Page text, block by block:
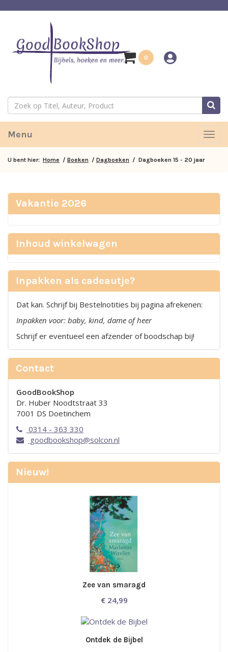
0
Menu
U bent hier: Home / Boeken / Dagboeken / Dagboeken 15 - 20 jaar
Vakantie 2026
Inhoud winkelwagen
Inpakken als cadeautje?
Dat kan. Schrijf bij Bestelnotities bij pagina afrekenen:
Inpakken voor: baby, kind, dame of heer
Schrijf er eventueel een afzender of boodschap bij!
Contact
GoodBookShop
Dr. Huber Noodtstraat 33
7001 DS Doetinchem
0314 - 363 330
goodbookshop@solcon.nl
Nieuw!
Zee van smaragd
€24,99
Ontdek de Bijbel